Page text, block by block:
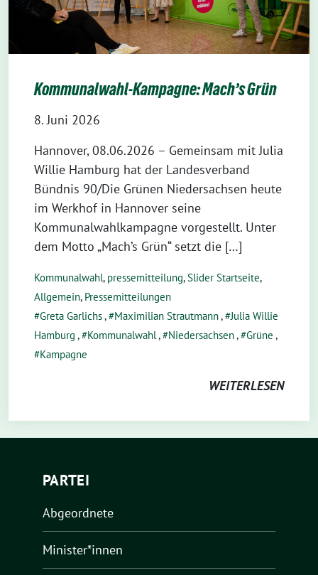
Kommunalwahl-Kampagne: Mach’s Grün
8. Juni 2026
Hannover, 08.06.2026 – Gemeinsam mit Julia
Willie Hamburg hat der Landesverband
Bündnis 90/Die Grünen Niedersachsen heute
im Werkhof in Hannover seine
Kommunalwahlkampagne vorgestellt. Unter
dem Motto „Mach’s Grün“ setzt die […]
Kommunalwahl, pressemitteilung,Slider Startseite,
Allgemein, Pressemitteilungen
Greta Garlichs, Maximilian Strautmann, Julia Willie
Hamburg , Kommunalwahl, Niedersachsen, Grüne ,
Kampagne
WEITERLESEN
PARTEI
Abgeordnete
Minister*innen